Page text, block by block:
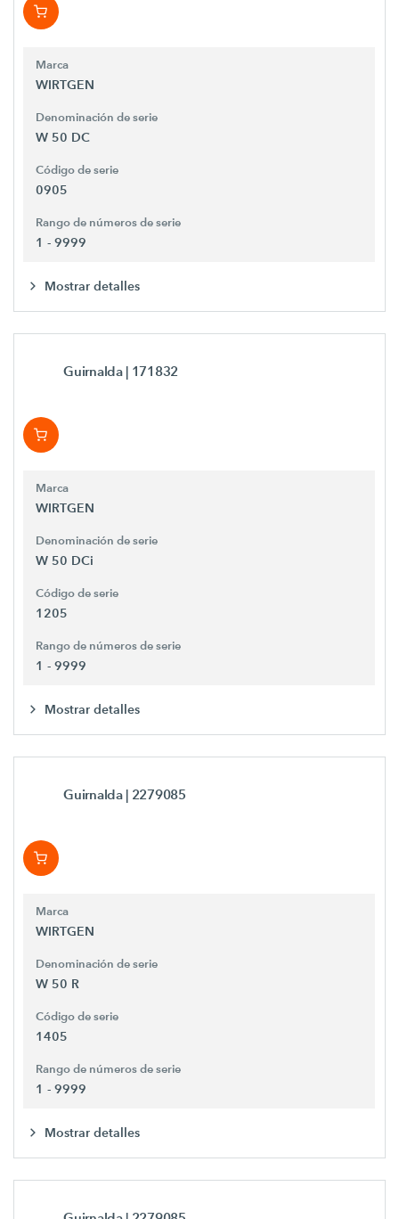
Marca
WIRTGEN
Denominación de serie
W 50 DC
Código de serie
0905
Rango de números de serie
1 - 9999
Mostrar detalles
Guirnalda | 171832
Marca
WIRTGEN
Denominación de serie
W 50 DCi
Código de serie
1205
Rango de números de serie
1 - 9999
Mostrar detalles
Guirnalda | 2279085
Marca
WIRTGEN
Denominación de serie
W 50 R
Código de serie
1405
Rango de números de serie
1 - 9999
Mostrar detalles